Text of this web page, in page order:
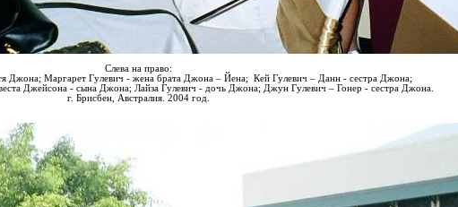
Слева на право:
Джона; Маргарет Гулевич - жена брата Джона – Йена; Кей Гулевич – Данн - сестра Джона;
Джейсона - сына Джона; ЛайзаГулевич - дочь Джона; ДжунГулевич – Гонер - сестра Джона.
г. Брисбен, Австралия. 2004 год.